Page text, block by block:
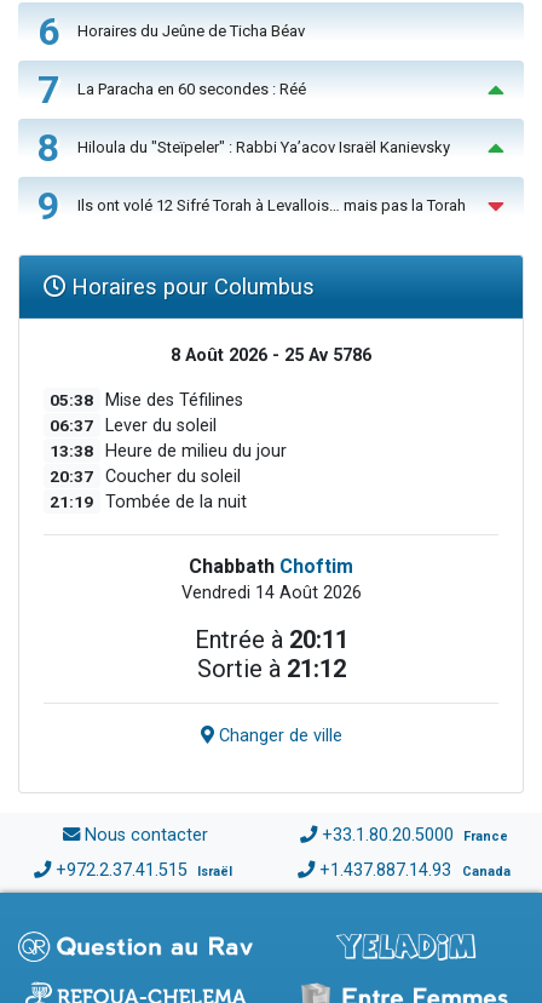
6 Horaires du Jeûne de Ticha Béav
7 La Paracha en 60 secondes : Réé
8 Hiloula du "Steïpeler" : Rabbi Ya’acov Israël Kanievsky
9 Ils ont volé 12 Sifré Torah à Levallois… mais pas la Torah
Horaires pour Columbus
8 Août 2026 - 25 Av 5786
05:38 Mise des Téfilines
06:37 Lever du soleil
13:38 Heure de milieu du jour
20:37 Coucher du soleil
21:19 Tombée de la nuit
Chabbath Choftim
Vendredi 14 Août 2026
Entrée à 20:11
Sortie à 21:12
Changer de ville
Nous contacter +33.1.80.20.5000 France
+972.2.37.41.515 Israël +1.437.887.14.93 Canada